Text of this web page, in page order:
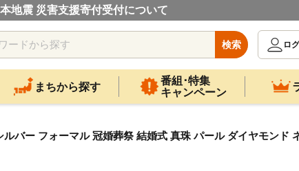
地震 災害支援寄付受付について
検索
ロ
まちから探す
番組･特集
キャンペーン
バー フォーマル 冠婚葬祭 結婚式 真珠 パール ダイヤモンド